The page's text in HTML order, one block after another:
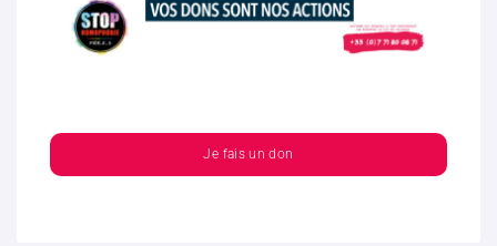
Je fais un don